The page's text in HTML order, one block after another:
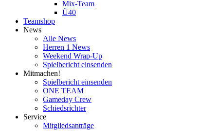
Mix-Team
Ü40
Teamshop
News
Alle News
Herren 1 News
Weekend Wrap-Up
Spielbericht einsenden
Mitmachen!
Spielbericht einsenden
ONE TEAM
Gameday Crew
Schiedsrichter
Service
Mitgliedsanträge